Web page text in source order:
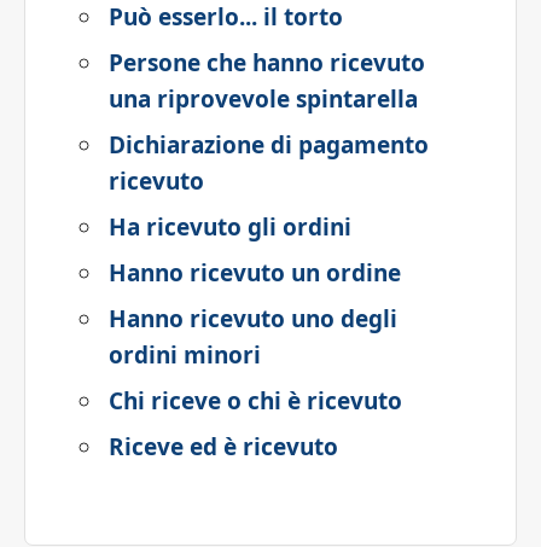
Può esserlo... il torto
Persone che hanno ricevuto
una riprovevole spintarella
Dichiarazione di pagamento
ricevuto
Ha ricevuto gli ordini
Hanno ricevuto un ordine
Hanno ricevuto uno degli
ordini minori
Chi riceve o chi è ricevuto
Riceve ed è ricevuto